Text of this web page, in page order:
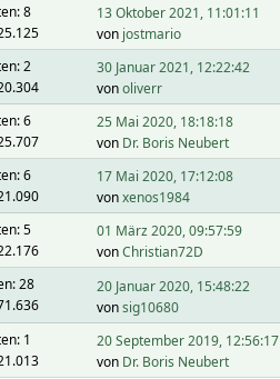
8
13 Oktober 2021, 11:01:11
von jostmario
2
30 Januar 2021, 12:22:42
vonoliverr
6
25 Mai 2020, 18:18:18
von Dr. Boris Neubert
6
17 Mai 2020, 17:12:08
vonxenos1984
5
01 März 2020, 09:57:59
vonChristian72D
28
20 Januar 2020, 15:48:22
vonsig10680
1
20 September 2019, 12:56:17
von Dr. Boris Neubert